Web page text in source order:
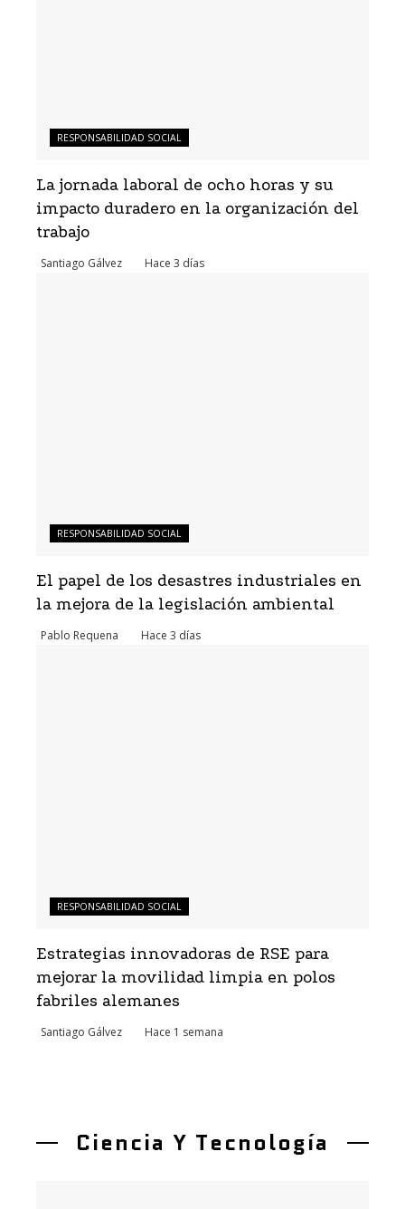
RESPONSABILIDAD SOCIAL
La jornada laboral de ocho horas y su
impacto duradero en la organización del
trabajo
Santiago Gálvez Hace 3 días
RESPONSABILIDAD SOCIAL
El papel de los desastres industriales en
la mejora de la legislación ambiental
Pablo Requena Hace 3 días
RESPONSABILIDAD SOCIAL
Estrategias innovadoras de RSE para
mejorar la movilidad limpia en polos
fabriles alemanes
Santiago Gálvez Hace 1 semana
Ciencia Y Tecnología